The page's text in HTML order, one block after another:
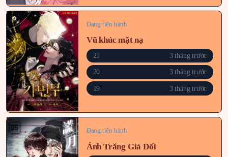
Đang tiến hành
Vũ khúc mặt nạ
21 3 tháng trước
20 3 tháng trước
19 3 tháng trước
Đang tiến hành
Ánh Trăng Giả Dối